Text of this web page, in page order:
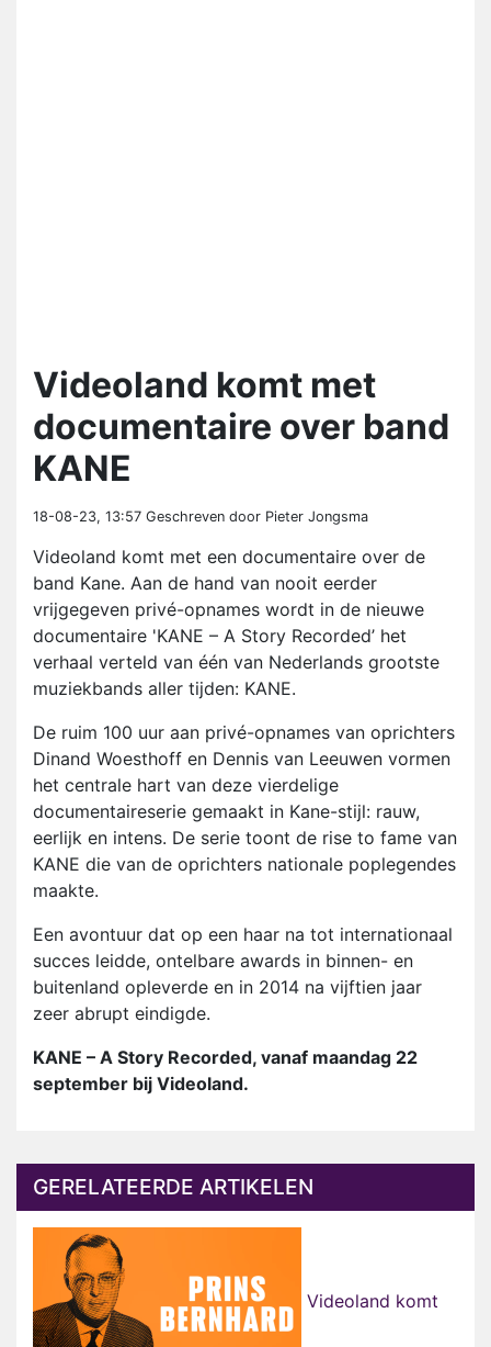
Videoland komt met
documentaire over band
KANE
18-08-23, 13:57 Geschreven door Pieter Jongsma
Videoland komt met een documentaire over de
band Kane. Aan de hand van nooit eerder
vrijgegeven privé-opnames wordt in de nieuwe
documentaire 'KANE – A Story Recorded’ het
verhaal verteld van één van Nederlands grootste
muziekbands aller tijden: KANE.
De ruim 100 uur aan privé-opnames van oprichters
Dinand Woesthoff en Dennis van Leeuwen vormen
het centrale hart van deze vierdelige
documentaireserie gemaakt in Kane-stijl: rauw,
eerlijk en intens. De serie toont de rise to fame van
KANE die van de oprichters nationale poplegendes
maakte.
Een avontuur dat op een haar na tot internationaal
succes leidde, ontelbare awards in binnen- en
buitenland opleverde en in 2014 na vijftien jaar
zeer abrupt eindigde.
KANE – A Story Recorded, vanaf maandag 22
september bij Videoland.
GERELATEERDE ARTIKELEN
Videoland komt